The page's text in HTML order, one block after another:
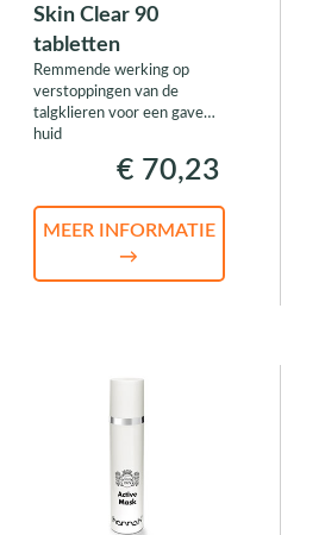
Skin Clear 90
tabletten
Remmende werking op
verstoppingen van de
talgklieren voor een gave
huid
€ 70,23
MEER INFORMATIE
→